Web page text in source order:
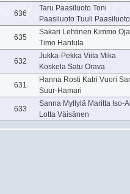
636
Taru Paasiluoto Toni
Paasiluoto Tuuli Paasiluoto
635
Sakari Lehtinen Kimmo
Timo Hantula
632
Jukka-Pekka Viita Mika
Koskela Satu Orava
631
Hanna Rosti Katri Vuori
Suur-Hamari
633
Sanna Myllylä Maritta Iso-
Lotta Väisänen